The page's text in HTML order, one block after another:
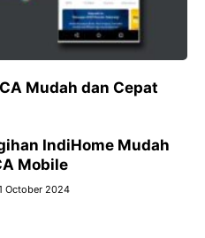
Mudah dan Cepat
IndiHome Mudah
Mobile
October 2024